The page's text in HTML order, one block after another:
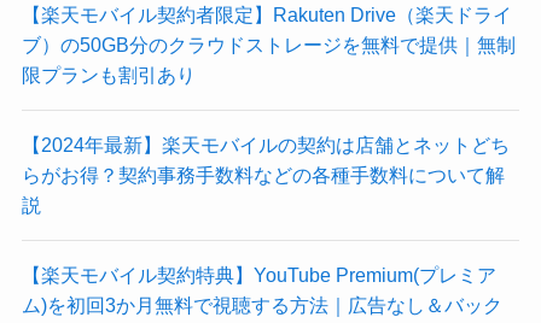
【楽天モバイル契約者限定】Rakuten Drive（楽天ドライ
ブ）の50GB分のクラウドストレージを無料で提供｜無制
限プランも割引あり
【2024年最新】楽天モバイルの契約は店舗とネットどち
らがお得？契約事務手数料などの各種手数料について解
説
【楽天モバイル契約特典】YouTube Premium(プレミア
ム)を初回3か月無料で視聴する方法｜広告なし＆バック